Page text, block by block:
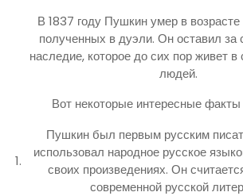
В 1837 году Пушкин умер в
полученных в дуэли. Он оставил за
наследие, которое до сих пор живет в
людей.
Вот некоторые интересные
1.
Пушкин был первым русским
использовал народное русское
своих произведениях. Он
современной русской